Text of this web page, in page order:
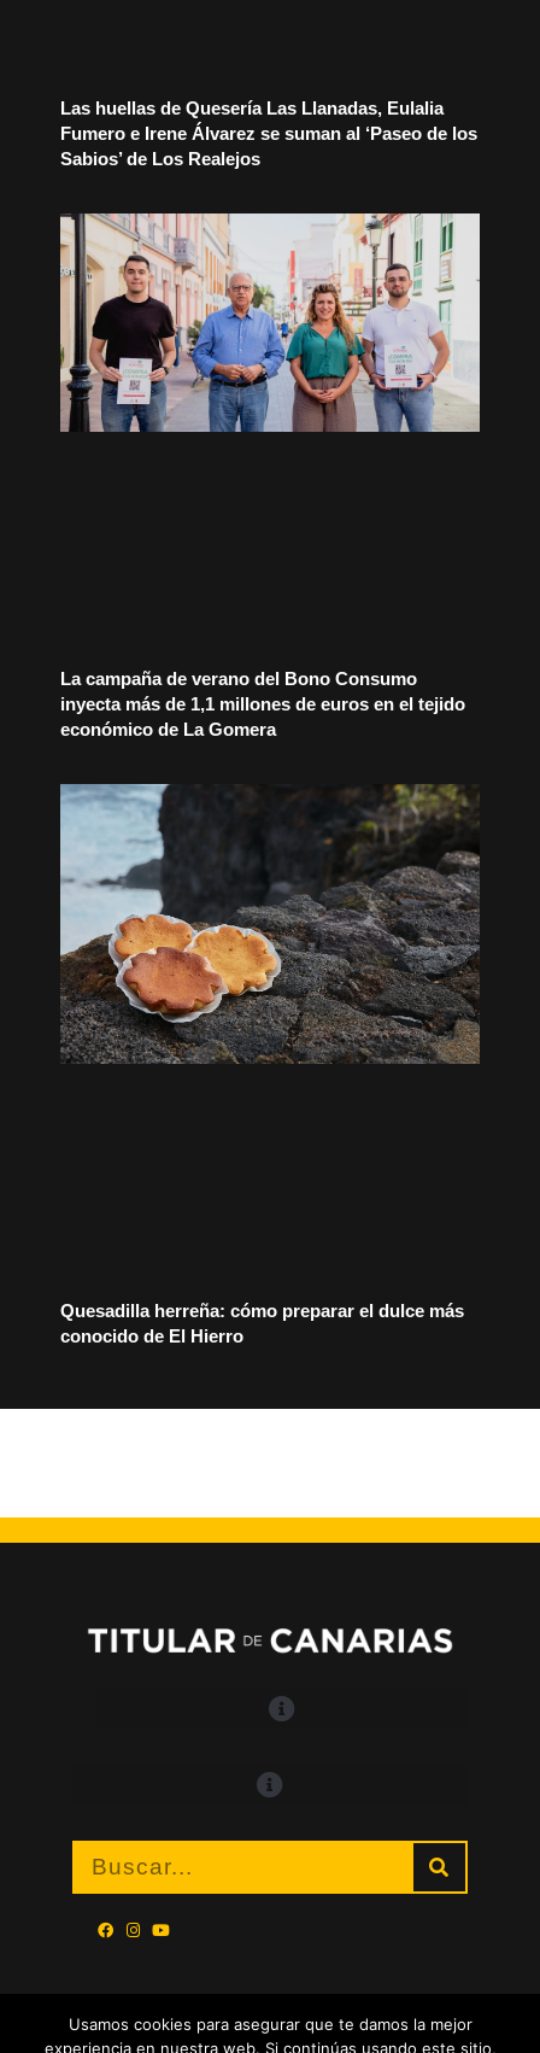
Las huellas de Quesería Las Llanadas, Eulalia
Fumero e Irene Álvarez se suman al ‘Paseo de los
Sabios’ de Los Realejos
La campaña de verano del Bono Consumo
inyecta más de 1,1 millones de euros en el tejido
económico de La Gomera
Quesadilla herreña: cómo preparar el dulce más
conocido de El Hierro
Usamos cookies para asegurar que te damos la mejor
experiencia en nuestra web. Si continúas usando este sitio,